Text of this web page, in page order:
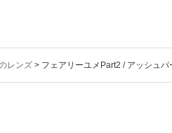
レンズ > フェアリーユメPart2 / アッシュパ